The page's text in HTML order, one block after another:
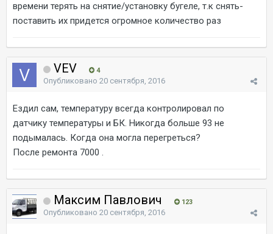
времени терять на снятие/установку бугеле, т.к снять-
поставить их придется огромное количество раз
VEV 4
Опубликовано 20 сентября, 2016
Ездил сам, температуру всегда контролировал по
датчику температуры и БК. Никогда больше 93 не
подымалась. Когда она могла перегреться?
После ремонта 7000 .
Максим Павлович 123
Опубликовано 20 сентября, 2016